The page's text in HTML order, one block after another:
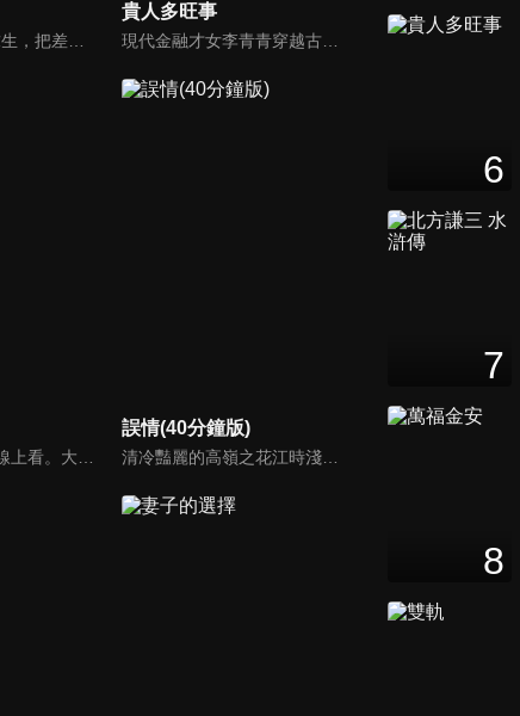
在社會底層掙扎求生，把差評視為宣洩手段+維權方式的市井女孩易然（盧洋洋 飾），得到了一次天降的五星級酒店體驗機會，在體驗過程中遇到了完美主義眼裡容不下“差評”的纓縵酒店經理肖穆丞（邢昭林 飾）。兩人共同成長、彼此成就，面對重重困難，依然百折不撓，飽含熱情面對工作及生活。
貴人多旺事
現代金融才女李青青穿越古代，成為車騎將軍潘陽之妻。原想着安穩度日，豈料平靜不過三載，夫君竟攜外室李沐顏一同歸家。與此同時，一樁李家身世互換的秘聞亦隨之曝光—李沐顏才是真正的李家千金。面對夫君與身份的雙重背棄，李青青從容化解後宅鬧劇，憑藉現代金融智慧，一步步闖出屬於自己的逆襲之路。
誤情(40分鐘版)
清冷豔麗的高嶺之花江時淺在遭受霸淩、暴力等一系列事件後，華麗蛻變逆襲歸來，用一場精心策劃強勢開啟自己的復仇之路，最終收穫內心救贖與愛情的故事。
6
7
8